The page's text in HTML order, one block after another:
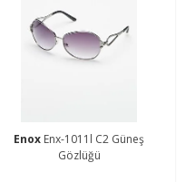
Enox Enx-1011l C2 Güneş
Gözlüğü